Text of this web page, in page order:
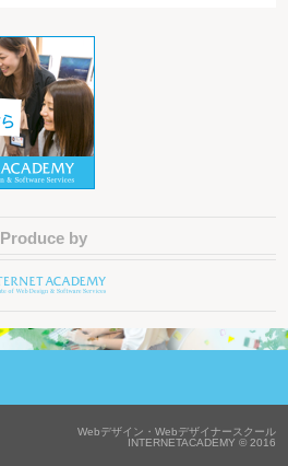
Produce by
Webデザイン・Webデザイナースクール
INTERNETACADEMY © 2016